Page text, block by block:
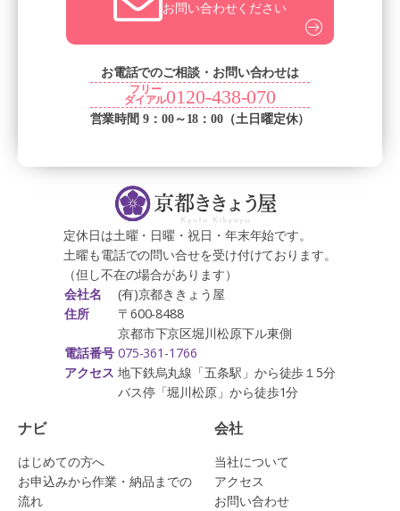
お問い合わせください
お電話でのご相談・お問い合わせは
フリー
ダイアル0120-438-070
営業時間 9：00～18：00（土日曜定休）
定休日は土曜・日曜・祝日・年末年始です。
土曜も電話での問い合せを受け付けております。
（但し不在の場合があります）
会社名 (有)京都ききょう屋
住所
〒600-8488
京都市下京区堀川松原下ル東側
電話番号 075-361-1766
アクセス 地下鉄烏丸線「五条駅」から徒歩１5分
バス停「堀川松原」から徒歩1分
ナビ
はじめての方へ
お申込みから作業・納品までの
流れ
会社
当社について
アクセス
お問い合わせ